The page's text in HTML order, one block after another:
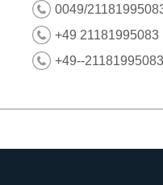
0049/
+49 21181995083
+49--21181995083